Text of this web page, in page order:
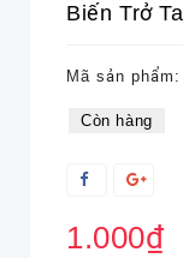
Biến Trở
Mã sản phẩm:
Còn hàng
1.000₫